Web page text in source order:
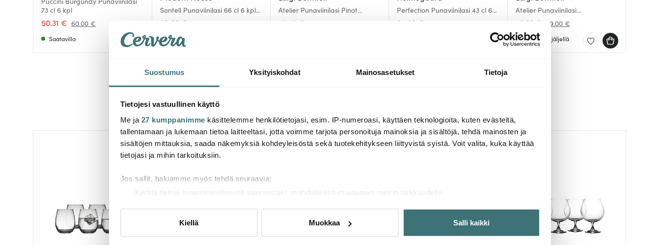
Suostumus Yksityiskohdat Mainosasetukset Tietoja
Tietojesi vastuullinen käyttö
Me ja 27 kumppanimme käsittelemme henkilötietojasi, esim. IP-numeroasi, käyttäen teknologioita, kuten evästeitä,
tallentamaan ja lukemaan tietoa laitteeltasi, jotta voimme tarjota personoituja mainoksia ja sisältöjä, tehdä mainosten ja
sisältöjen mittauksia, saada näkemyksiä kohdeyleisöstä sekä tuotekehitykseen liittyvistä syistä. Voit valita, kuka käyttää
tietojasi ja mihin tarkoituksiin.
Jos sallit, haluamme myös tehdä seuraavia:
Kerätä tietoja maantieteellisestä sijainnistasi, mahdollisesti muutaman metrin tarkkuudella
Kiellä Muokkaa Salli kaikki
73 cl 6 kpl
50.31 € 60.00 €
Saatavilla
Sontell Punaviinilasi 66 cl 6 kpl
kirkas
79.00 €
Saatavilla
Atelier Punaviinilasi Pinot
Noir/Rioja 61 cl 2 kpl
27.45 €
Perfection Punaviinilasi 43 cl 6
kpl
64.39 €
Atelier Punaviinilasi
Barolo/Shiraz 80 cl 2 kpl
23.03 € 39.00 €
Muutama jäljellä
-42% -39% -29% - 28%